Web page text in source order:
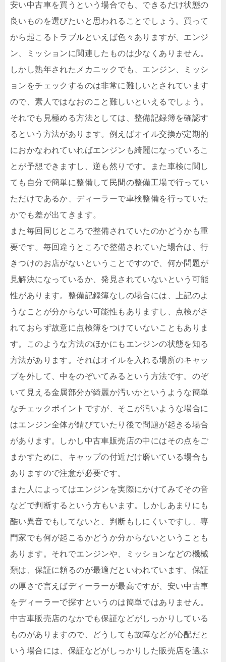
安い中古車を買うという場合でも、できるだけ状態の
良いものを選びたいと思われることでしょう。買って
から起こるトラブルといえば色々ありますが、エンジ
ン、ミッションに関連したものは少なくありません。
しかし熟年されたメカニックでも、エンジン、ミッシ
ョンをチェックするのは非常に難しいとされています
ので、素人ではなおのこと難しいといえるでしょう。
それでも見極める方法としては、整備記録簿を確認す
るという方法があります。例えばオイル交換が定期的
におかなわれていればエンジンも綺麗になっているこ
とが予想できますし、逆も然りです。また車検に関し
ても自分で簡単に整備して民間の整備工場で行ってい
ただけであるか、ディーラーで車検整備を行っていた
かでも差が出てきます。
また毎回同じところで整備されていたのかどうかも重
要です。毎回違うところで整備されていた場合は、行
きつけのお店がないということですので、何か問題が
見解決になっているか、発見されていないという可能
性があります。整備記録簿なしの場合には、上記のよ
うなことが分からない可能性もありますし、点検がさ
れておらず故意に点検簿をつけていないこともありま
す。このような方法のほかにもエンジンの状態を知る
方法があります。それはオイルを入れる場所のキャッ
プを外して、中をのぞいてみるという方法です。のぞ
いて見える金属部分が綺麗か汚いかというような簡単
なチェックポイントですが、そこが汚いような場合に
はエンジン全体が錆びていたり後で問題が起きる場合
があります。しかし中古車販売店の中にはその点をご
まかすために、キャップの付近だけ磨いている場合も
ありますので注意が必要です。
また人によってはエンジンを実際にかけてみてその音
などで判断するという方もいます。しかしあまりにも
酷い異音でもしてないと、判断もしにくいですし、専
門家でも何が起こるかどうか分からないということも
あります。それでエンジンや、ミッションなどの機械
類は、保証に頼るのが最適だといわれています。保証
の厚さで言えばディーラーが最高ですが、安い中古車
をディーラーで探すというのは簡単ではありません。
中古車販売店のなかでも保証などがしっかりしている
ものがありますので、どうしても故障などが心配だと
いう場合には、保証などがしっかりした販売店を選ぶ